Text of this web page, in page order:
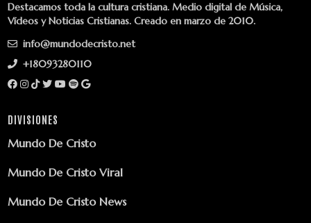
Destacamos toda la cultura cristiana. Medio digital de Música,
Vídeos y Noticias Cristianas. Creado en marzo de 2010.
info@mundodecristo.net
+18093280110
DIVISIONES
Mundo De Cristo
Mundo De Cristo Viral
Mundo De Cristo News